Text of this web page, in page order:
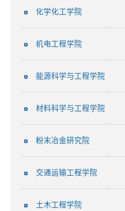
化学化工学院
机电工程学院
能源科学与工程学院
材料科学与工程学院
粉末冶金研究院
交通运输工程学院
土木工程学院